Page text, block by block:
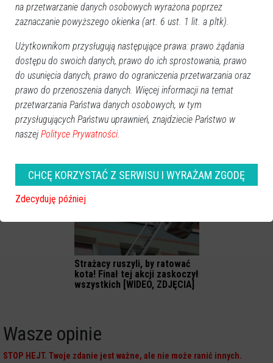
Zobacz również
Ostrołęccy strażacy ratują
zwierzęta w nietypowych
Chemiczna awaria w
Strażacy ruszyli, by ratować
kota! Finał tej akcji zaskoczył
wszystkich [WIDEO, ZDJĘCIA]
Wasze opinie
STOP HEJT. Twoje zdanie jest ważne, ale nie może ranić innych.
na przetwarzanie danych osobowych wyrażona poprzez
zaznaczanie powyższego okienka (art. 6 ust. 1 lit. a pltk).
Użytkownikom przysługują następujące prawa: prawo żądania
dostępu do swoich danych, prawo do ich sprostowania, prawo
do usunięcia danych, prawo do ograniczenia przetwarzania oraz
prawo do przenoszenia danych. Więcej informacji na temat
przetwarzania Państwa danych osobowych, w tym
przysługujących Państwu uprawnień, znajdziecie Państwo w
naszej Polityce Prywatności.
CHCĘ KORZYSTAĆ Z SERWISU I WYRAŻAM ZGODĘ
Zdecyduję później